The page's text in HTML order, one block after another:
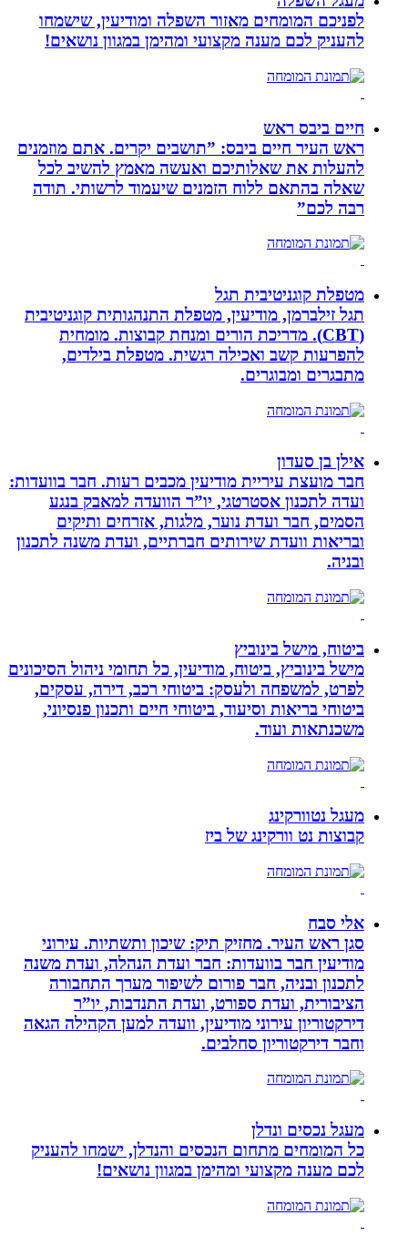
לפניכם המומחים מאזור השפלה ומודיעין, שישמחו
להעניק לכם מענה מקצועי ומהימן במגוון נושאים!
חיים ביבס ראש
ראש העיר חיים ביבס: ”תושבים יקרים. אתם מוזמנים
להעלות את שאלותיכם ואעשה מאמץ להשיב לכל
שאלה בהתאם ללוח הזמנים שיעמוד לרשותי. תודה
רבה לכם”
מטפלת קוגניטיבית תגל
תגל זילברמן, מודיעין, מטפלת התנהגותית קוגניטיבית
(CBT). מדריכת הורים ומנחת קבוצות. מומחית
להפרעות קשב ואכילה רגשית. מטפלת בילדים,
מתבגרים ומבוגרים.
אילן בן סעדון
חבר מועצת עיריית מודיעין מכבים רעות. חבר בוועדות:
ועדה לתכנון אסטרטגי, יו”ר הוועדה למאבק בנגע
הסמים, חבר ועדת נוער, מלגות, אזרחים ותיקים
ובריאות וועדת שירותים חברתיים, ועדת משנה לתכנון
ביטוח, מישל בינוביץ
מישל בינוביץ, ביטוח, מודיעין, כל תחומי ניהול הסיכונים
לפרט, למשפחה ולעסק: ביטוחי רכב, דירה, עסקים,
ביטוחי בריאות וסיעוד, ביטוחי חיים ותכנון פנסיוני,
משכנתאות ועוד.
מעגל נטוורקינג
קבוצות נט וורקינג של ביז
אלי סבח
סגן ראש העיר. מחזיק תיק: שיכון ותשתיות. עירוני
מודיעין חבר בוועדות: חבר ועדת הנהלה, ועדת משנה
לתכנון ובניה, חבר פורום לשיפור מערך התחבורה
הציבורית, ועדת ספורט, ועדת התנדבות, יו”ר
דירקטוריון עירוני מודיעין, וועדה למען הקהילה הגאה
וחבר דירקטוריון סחלבים.
מעגל נכסים ונדלן
כל המומחים מתחום הנכסים והנדלן, ישמחו להעניק
לכם מענה מקצועי ומהימן במגוון נושאים!